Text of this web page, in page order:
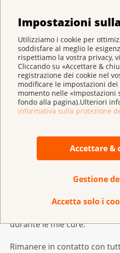
Impostazioni
Utilizziamo i cookie per
soddisfare al meglio le
rispettiamo la vostra privacy,
Cliccando su «Accettare &
registrazione dei cookie nel
modificare le impostazioni
momento nelle «Impostazioni
fondo alla pagina).Ulteriori
informativa sulla protezione
Accettare &
Gestione
Accetta solo i
Durante tutto questo
sostegno, sia dal punto di
soprattutto, dal punto di
e caregiver, aiutandoci ad
cambiamenti di vita che il
fare.
La Lega contro il cancro del
stesso nel 2024, di seguire il
riabilitazione oncologica a La
Qual è il tuo desiderio più
Sviluppare ancora di più il
durante le mie cure.
Rimanere in contatto con